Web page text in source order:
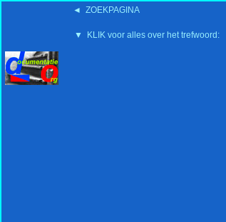
◄ ZOEKPAGINA
▼ KLIK voor alles over het trefwoord:
'15:19 19-2-2008